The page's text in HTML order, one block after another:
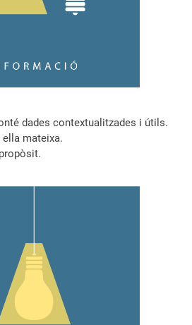
dades contextualitzades i útils.
mateixa.